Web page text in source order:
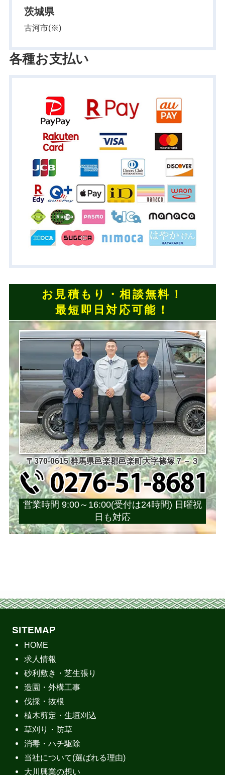
茨城県
古河市(※)
各種お支払い
お見積もり・相談無料！
最短即日対応可能！
〒370-0615 群馬県邑楽郡邑楽町大字篠塚７－３
営業時間 9:00～16:00(受付は24時間) 日曜祝
日も対応
SITEMAP
HOME
求人情報
砂利敷き・芝生張り
造園・外構工事
伐採・抜根
植木剪定・生垣刈込
草刈り・防草
消毒・ハチ駆除
当社について(選ばれる理由)
大川興業の想い